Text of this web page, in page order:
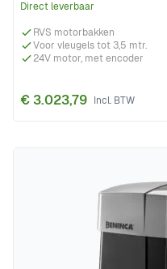
Direct leverbaar
RVS motorbakken
Voor vleugels tot 3,5 mtr.
24V motor, met encoder
€ 3.023,79